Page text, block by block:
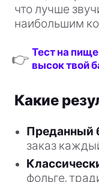
что лучше
наибольшим
👉 Тест на
высок твой
Какие
Преданный
заказ
фольге,